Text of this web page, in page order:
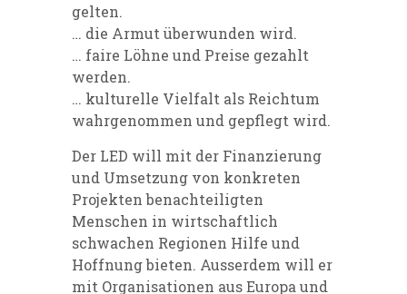
gelten.
… die Armut überwunden wird.
… faire Löhne und Preise gezahlt
werden.
… kulturelle Vielfalt als Reichtum
wahrgenommen und gepflegt wird.
Der LED will mit der Finanzierung
und Umsetzung von konkreten
Projekten benachteiligten
Menschen in wirtschaftlich
schwachen Regionen Hilfe und
Hoffnung bieten. Ausserdem will er
mit Organisationen aus Europa und